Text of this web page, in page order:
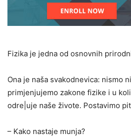
Fizika je jedna od osnovnih
Ona je naša svakodnevica: nismo
primjenjujemo zakone fizike i u
odre|uje naše živote. Postavimo
– Kako nastaje munja?